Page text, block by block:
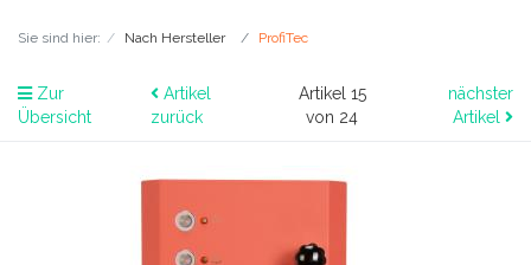
Sie sind hier: Nach Hersteller ProfiTec
Zur
Übersicht
Artikel
zurück
Artikel 15
von 24
nächster
Artikel